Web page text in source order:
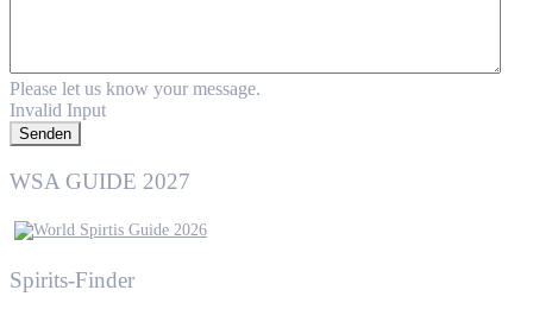
Please let us know your message.
Invalid Input
Senden
WSA GUIDE 2027
Spirits-Finder